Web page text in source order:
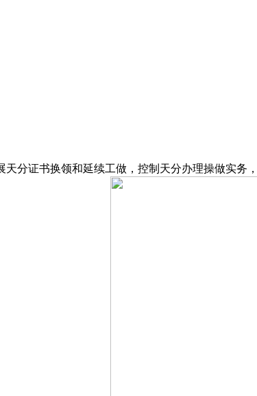
证书换领和延续工做，控制天分办理操做实务